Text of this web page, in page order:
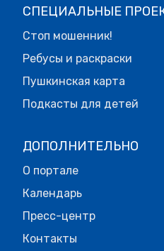
СПЕЦИАЛЬНЫЕ
Стоп мошенник!
Ребусы и раскраски
Пушкинская карта
Подкасты для детей
ДОПОЛНИТЕЛЬНО
О портале
Календарь
Пресс-центр
Контакты